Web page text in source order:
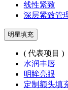
线性紧致
深层紧致管
明星填充
( 代表项目 )
水润丰唇
明眸亮眼
定制额头填